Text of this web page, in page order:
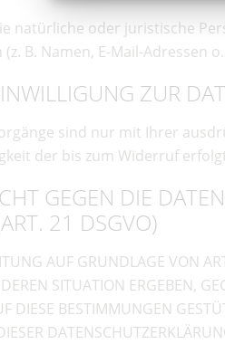
natürliche oder juristische
B. Namen, E-Mail-Adressen
ZUR
sind nur mit Ihrer
der bis zum Widerruf
GEGEN DIE
21 DSGVO)
AUF GRUNDLAGE VON
SITUATION ERGEBEN,
DIESE BESTIMMUNGEN